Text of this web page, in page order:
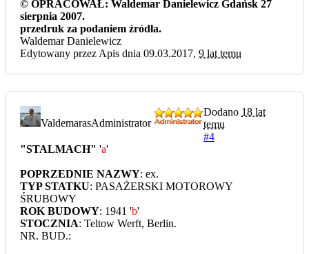
© OPRACOWAŁ: Waldemar Danielewicz Gdańsk 27
sierpnia 2007.
przedruk za podaniem źródła.
Waldemar Danielewicz
Edytowany przez Apis dnia 09.03.2017, 9 lat temu
ValdemarasAdministrator
Dodano 18 lat
temu
#4
"STALMACH" 'a'
POPRZEDNIE NAZWY: ex.
TYP STATKU: PASAŻERSKI MOTOROWY
ŚRUBOWY
ROK BUDOWY: 1941 'b'
STOCZNIA: Teltow Werft, Berlin.
NR. BUD.: